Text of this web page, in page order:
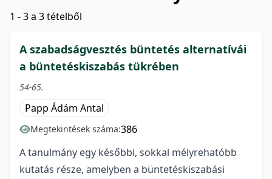
1 - 3 a 3 tételből
A szabadságvesztés büntetés alternatívái
a büntetéskiszabás tükrében
54-65.
Papp Ádám Antal
Megtekintések száma:386
A tanulmány egy későbbi, sokkal mélyrehatóbb
kutatás része, amelyben a büntetéskiszabási